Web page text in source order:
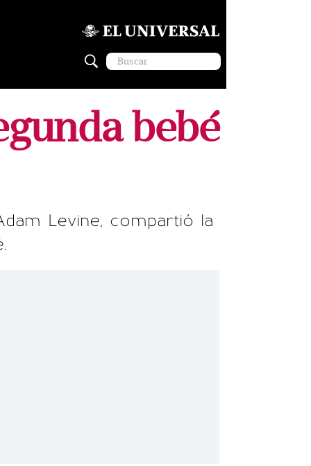
bebé
Levine, compartió la